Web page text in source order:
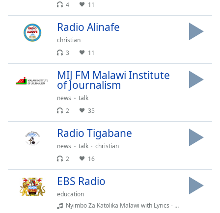
modal
window.
Beginning
dialog
will
4
11
Radio Alinafe
christian
3
11
MIJ FM Malawi Institute
of Journalism
news
talk
2
35
Radio Tigabane
news talk
christian
2
16
EBS Radio
education
Nyimbo Za Katolika Malawi with Lyrics - MW Catholic Lyrics: Ife Ndiife Antchito Chabe (Late Dr. Chilima's Favourite hymn) Lyrics #malawi